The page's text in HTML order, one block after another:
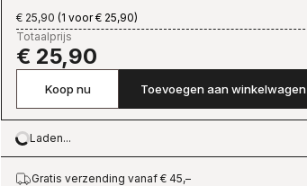
€ 25,90 (1 voor € 25,90)
Totaalprijs
€ 25,90
Koop nu Toevoegen aan winkelwagen
Loading…
Laden...
Gratis verzending vanaf € 45,–